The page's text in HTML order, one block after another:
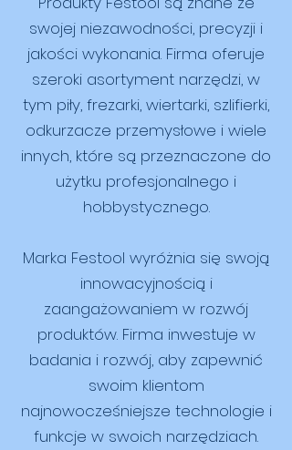
ścian, sufitów oraz innych
powierzchni, które wymagają
precyzyjnej obróbki.
swojej niezawodności, precyzji i
jakości wykonania. Firma oferuje
szeroki asortyment narzędzi, w
tym piły, frezarki, wiertarki, szlifierki,
odkurzacze przemysłowe i wiele
innych, które są przeznaczone do
użytku profesjonalnego i
hobbystycznego.
Marka Festool wyróżnia się swoją
innowacyjnością i
zaangażowaniem w rozwój
produktów. Firma inwestuje w
badania i rozwój, aby zapewnić
swoim klientom
najnowocześniejsze technologie i
funkcje w swoich narzędziach.